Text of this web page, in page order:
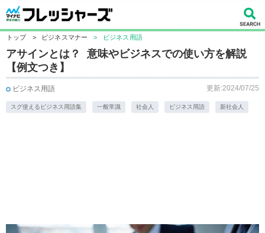
トップ > ビジネスマナー > ビジネス用語
アサインとは？ 意味やビジネスでの使い方を解説
【例文つき】
ビジネス用語 更新:2024/07/25
スグ使えるビジネス用語集 一般常識 社会人 ビジネス用語 新社会人